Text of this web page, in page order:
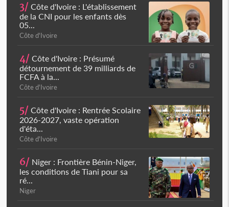
3/ Côte d'Ivoire : L'établissement
de la CNI pour les enfants dès
05...
Côte d'Ivoire
4/ Côte d'Ivoire : Présumé
détournement de 39 milliards de
FCFA à la...
Côte d'Ivoire
5/ Côte d'Ivoire : Rentrée Scolaire
2026-2027, vaste opération
d'éta...
Côte d'Ivoire
6/ Niger : Frontière Bénin-Niger,
les conditions de Tiani pour sa
ré...
Niger